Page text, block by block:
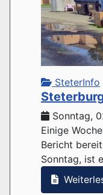
SteterInfo
Sonntag,
Einige
Bericht
Sonntag, ist